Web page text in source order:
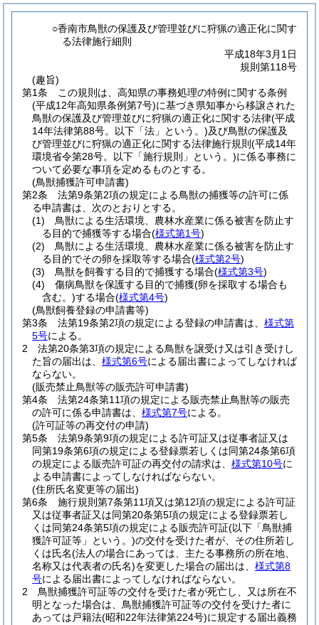
○香南市鳥獣の保護及び管理並びに狩猟の適正化に関す
る法律施行細則
平成18年3月1日
規則第118号
(趣旨)
第1条
この規則は、高知県の事務処理の特例に関する条例
(平成12年高知県条例第7号)に基づき県知事から移譲された
鳥獣の保護及び管理並びに狩猟の適正化に関する法律(平成
14年法律第88号。以下「法」という。)及び鳥獣の保護及
び管理並びに狩猟の適正化に関する法律施行規則 (平成14年
環境省令第28号。以下「施行規則」という。)に係る事務に
ついて必要な事項を定めるものとする。
(鳥獣捕獲許可申請書)
第2条
法第9条第2項の規定による鳥獣の捕獲等の許可に係
る申請書は、次のとおりとする。
(1)
鳥獣による生活環境、農林水産業に係る被害を防止す
る目的で捕獲等する場合(様式第1号)
(2)
鳥獣による生活環境、農林水産業に係る被害を防止す
る目的でその卵を採取等する場合(様式第2号)
(3)
鳥獣を飼養する目的で捕獲する場合(様式第3号)
(4)
傷病鳥獣を保護する目的で捕獲(卵を採取する場合も
含む。)する場合(様式第4号)
(鳥獣飼養登録の申請書等)
第3条
法第19条第2項の規定による登録の申請書は、 様式第
5号による。
2
法第20条第3項の規定による鳥獣を譲受け又は引き受けし
た旨の届出は、 様式第6号による届出書によってしなければ
ならない。
(販売禁止鳥獣等の販売許可申請書)
第4条
法第24条第11項の規定による販売禁止鳥獣等の販売
の許可に係る申請書は、 様式第7号による。
(許可証等の再交付の申請)
第5条
法第9条第9項の規定による許可証又は従事者証又は
同第19条第6項の規定による登録票若しくは同第24条第6項
の規定による販売許可証の再交付の請求は、 様式第10号に
よる申請書によってしなければならない。
(住所氏名変更等の届出)
第6条
施行規則第7条第11項又は第12項の規定による許可証
又は従事者証又は同第20条第5項の規定による登録票若し
くは同第24条第5項の規定による販売許可証(以下「鳥獣捕
獲許可証等」という。)の交付を受けた者が、その住所若し
くは氏名(法人の場合にあっては、主たる事務所の所在地、
名称又は代表者の氏名)を変更した場合の届出は、 様式第8
号による届出書によってしなければならない。
2
鳥獣捕獲許可証等の交付を受けた者が死亡し、又は所在不
明となった場合は、鳥獣捕獲許可証等の交付を受けた者に
あっては戸籍法(昭和22年法律第224号)に規定する届出義務